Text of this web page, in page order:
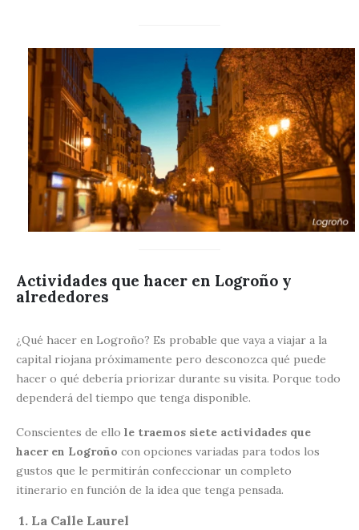
Actividades que hacer en Logroño y
alrededores
¿Qué hacer en Logroño? Es probable que vaya a viajar a la
capital riojana próximamente pero desconozca qué puede
hacer o qué debería priorizar durante su visita. Porque todo
dependerá del tiempo que tenga disponible.
Conscientes de ello le traemos siete actividades que
hacer en Logroño con opciones variadas para todos los
gustos que le permitirán confeccionar un completo
itinerario en función de la idea que tenga pensada.
1. La Calle Laurel